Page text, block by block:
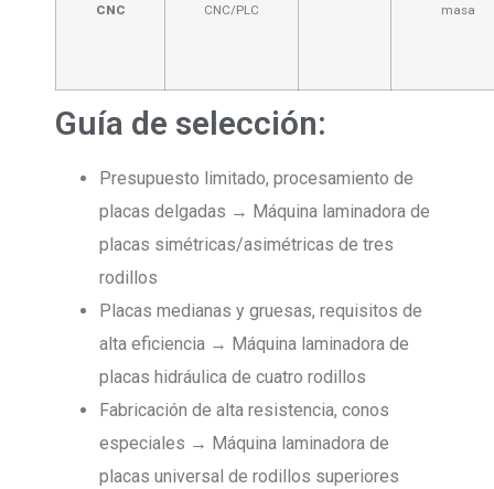
CNC
CNC/PLC
masa
Guía de selección:
Presupuesto limitado, procesamiento de
placas delgadas → Máquina laminadora de
placas simétricas/asimétricas de tres
rodillos
Placas medianas y gruesas, requisitos de
alta eficiencia → Máquina laminadora de
placas hidráulica de cuatro rodillos
Fabricación de alta resistencia, conos
especiales → Máquina laminadora de
placas universal de rodillos superiores